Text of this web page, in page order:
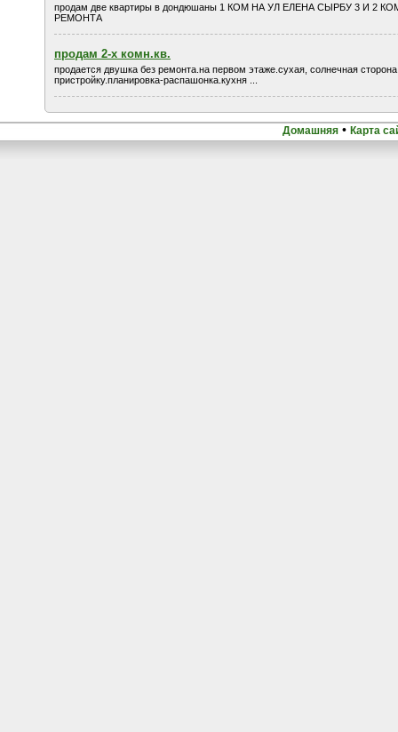
продам две квартиры в дондюшаны 1 КОМ НА УЛ ЕЛЕНА СЫРБУ 3 И 2
РЕМОНТА
продам 2-х комн.кв.
продается двушка без ремонта.на первом этаже.сухая, солнечная
пристройку.планировка-распашонка.кухня ...
Домашняя • Карта